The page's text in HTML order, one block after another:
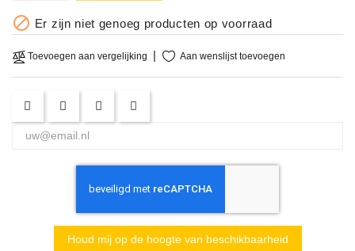
DEMONSTRATIES
&
CLINICS
VERHUUR,
SERVICE
 Er zijn niet genoeg producten op voorraad
Toevoegen aan vergelijking Aan wenslijst toevoegen
Houd mij op de hoogte van beschikbaarheid